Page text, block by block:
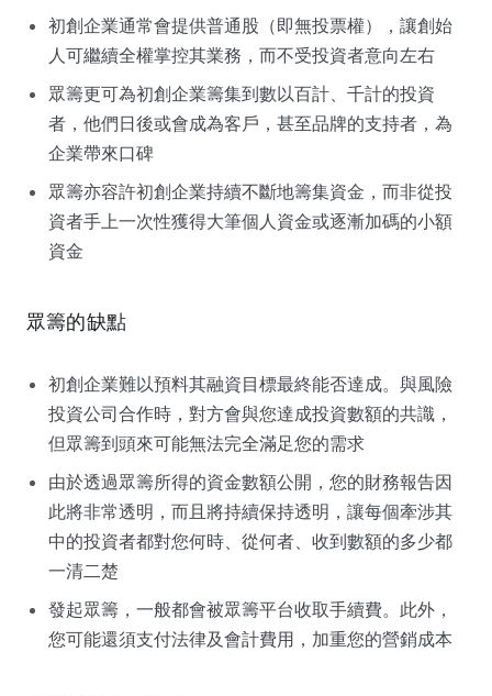
初創企業通常會提供普通股（即無投票權），讓創始
人可繼續全權掌控其業務，而不受投資者意向左右
眾籌更可為初創企業籌集到數以百計、千計的投資
者，他們日後或會成為客戶，甚至品牌的支持者，為
企業帶來口碑
眾籌亦容許初創企業持續不斷地籌集資金，而非從投
資者手上一次性獲得大筆個人資金或逐漸加碼的小額
資金
眾籌的缺點
初創企業難以預料其融資目標最終能否達成。與風險
投資公司合作時，對方會與您達成投資數額的共識，
但眾籌到頭來可能無法完全滿足您的需求
由於透過眾籌所得的資金數額公開，您的財務報告因
此將非常透明，而且將持續保持透明，讓每個牽涉其
中的投資者都對您何時、從何者、收到數額的多少都
一清二楚
發起眾籌，一般都會被眾籌平台收取手續費。此外，
您可能還須支付法律及會計費用，加重您的營銷成本